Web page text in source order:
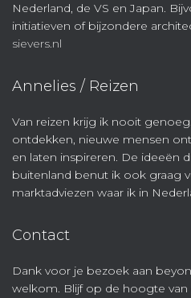
Nederland, de VS en Japan.
initiatieven of bijzondere
sievers.nl
Annelies / Reizen
Van reizen krijg ik nooit
ontdekken, nieuwe mensen
en laten inspireren. De ideeën
buitenland benut ik ook graag
marktadviezen waar ik in
Contact
Dank voor je bezoek aan
welkom. Blijf op de hoogte